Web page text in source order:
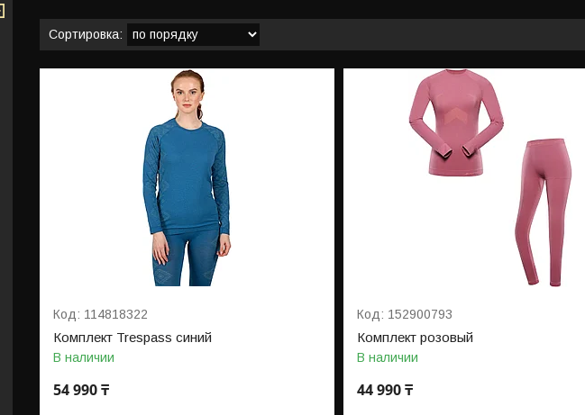
114818322
Комплект Trespass синий
В наличии
54 990 ₸
152900793
Комплект розовый
В наличии
44 990 ₸